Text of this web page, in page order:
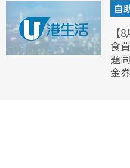
自
【
食
題
金券